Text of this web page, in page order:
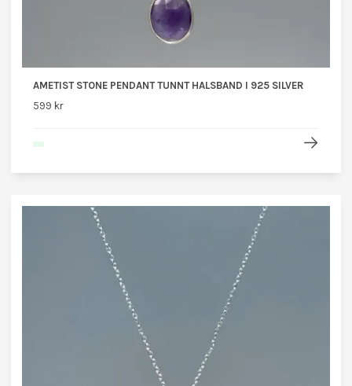
AMETIST STONE PENDANT TUNNT HALSBAND I 925 SILVER
599 kr